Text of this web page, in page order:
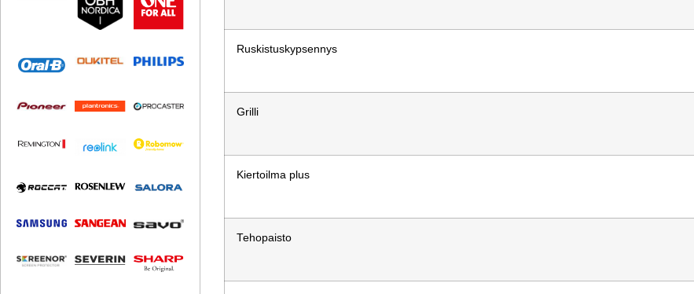
Ruskistuskypsennys
Grilli
Kiertoilma plus
Tehopaisto